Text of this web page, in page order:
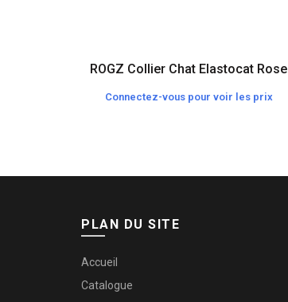
ROGZ Collier Chat Elastocat Rose
Connectez-vous pour voir les prix
PLAN DU SITE
Accueil
Catalogue